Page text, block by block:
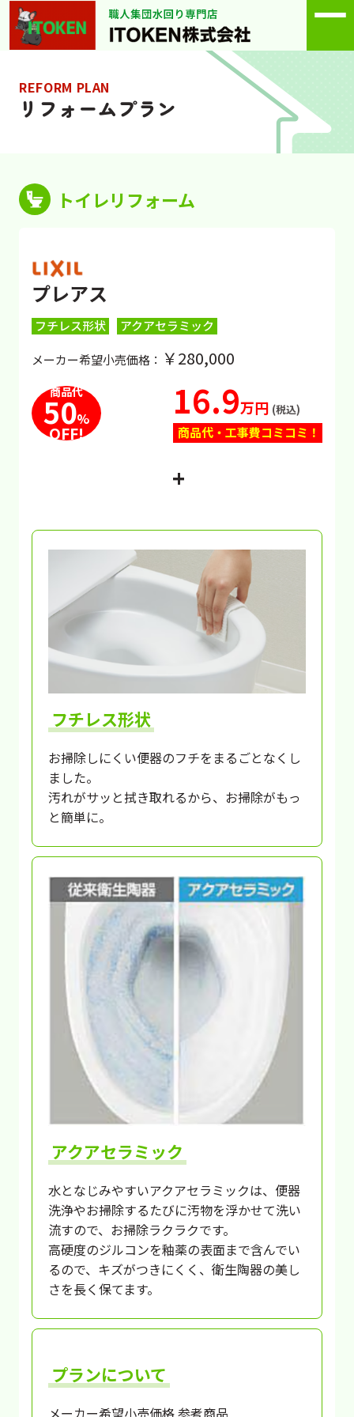
REFORM PLAN
リフォームプラン
トイレリフォーム
プレアス
フチレス形状 アクアセラミック
メーカー希望小売価格： ￥280,000
商品代
50%
OFF!
16.9万円 (税込)
商品代・工事費コミコミ！
+
フチレス形状
お掃除しにくい便器のフチをまるごとなくし
ました。
汚れがサッと拭き取れるから、お掃除がもっ
と簡単に。
アクアセラミック
水となじみやすいアクアセラミックは、便器
洗浄やお掃除するたびに汚物を浮かせて洗い
流すので、お掃除ラクラクです。
高硬度のジルコンを釉薬の表面まで含んでい
るので、キズがつきにくく、衛生陶器の美し
さを長く保てます。
プランについて
メーカー希望小売価格 参考商品